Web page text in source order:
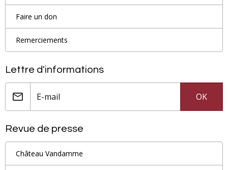
Faire un don
Remerciements
Lettre d'informations
OK
Revue de presse
Château Vandamme